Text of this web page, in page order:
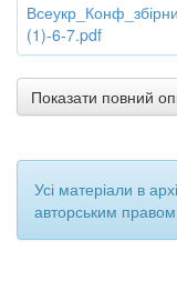
(1)-6-7.pdf
Показати повний
Усі матеріали в
авторським